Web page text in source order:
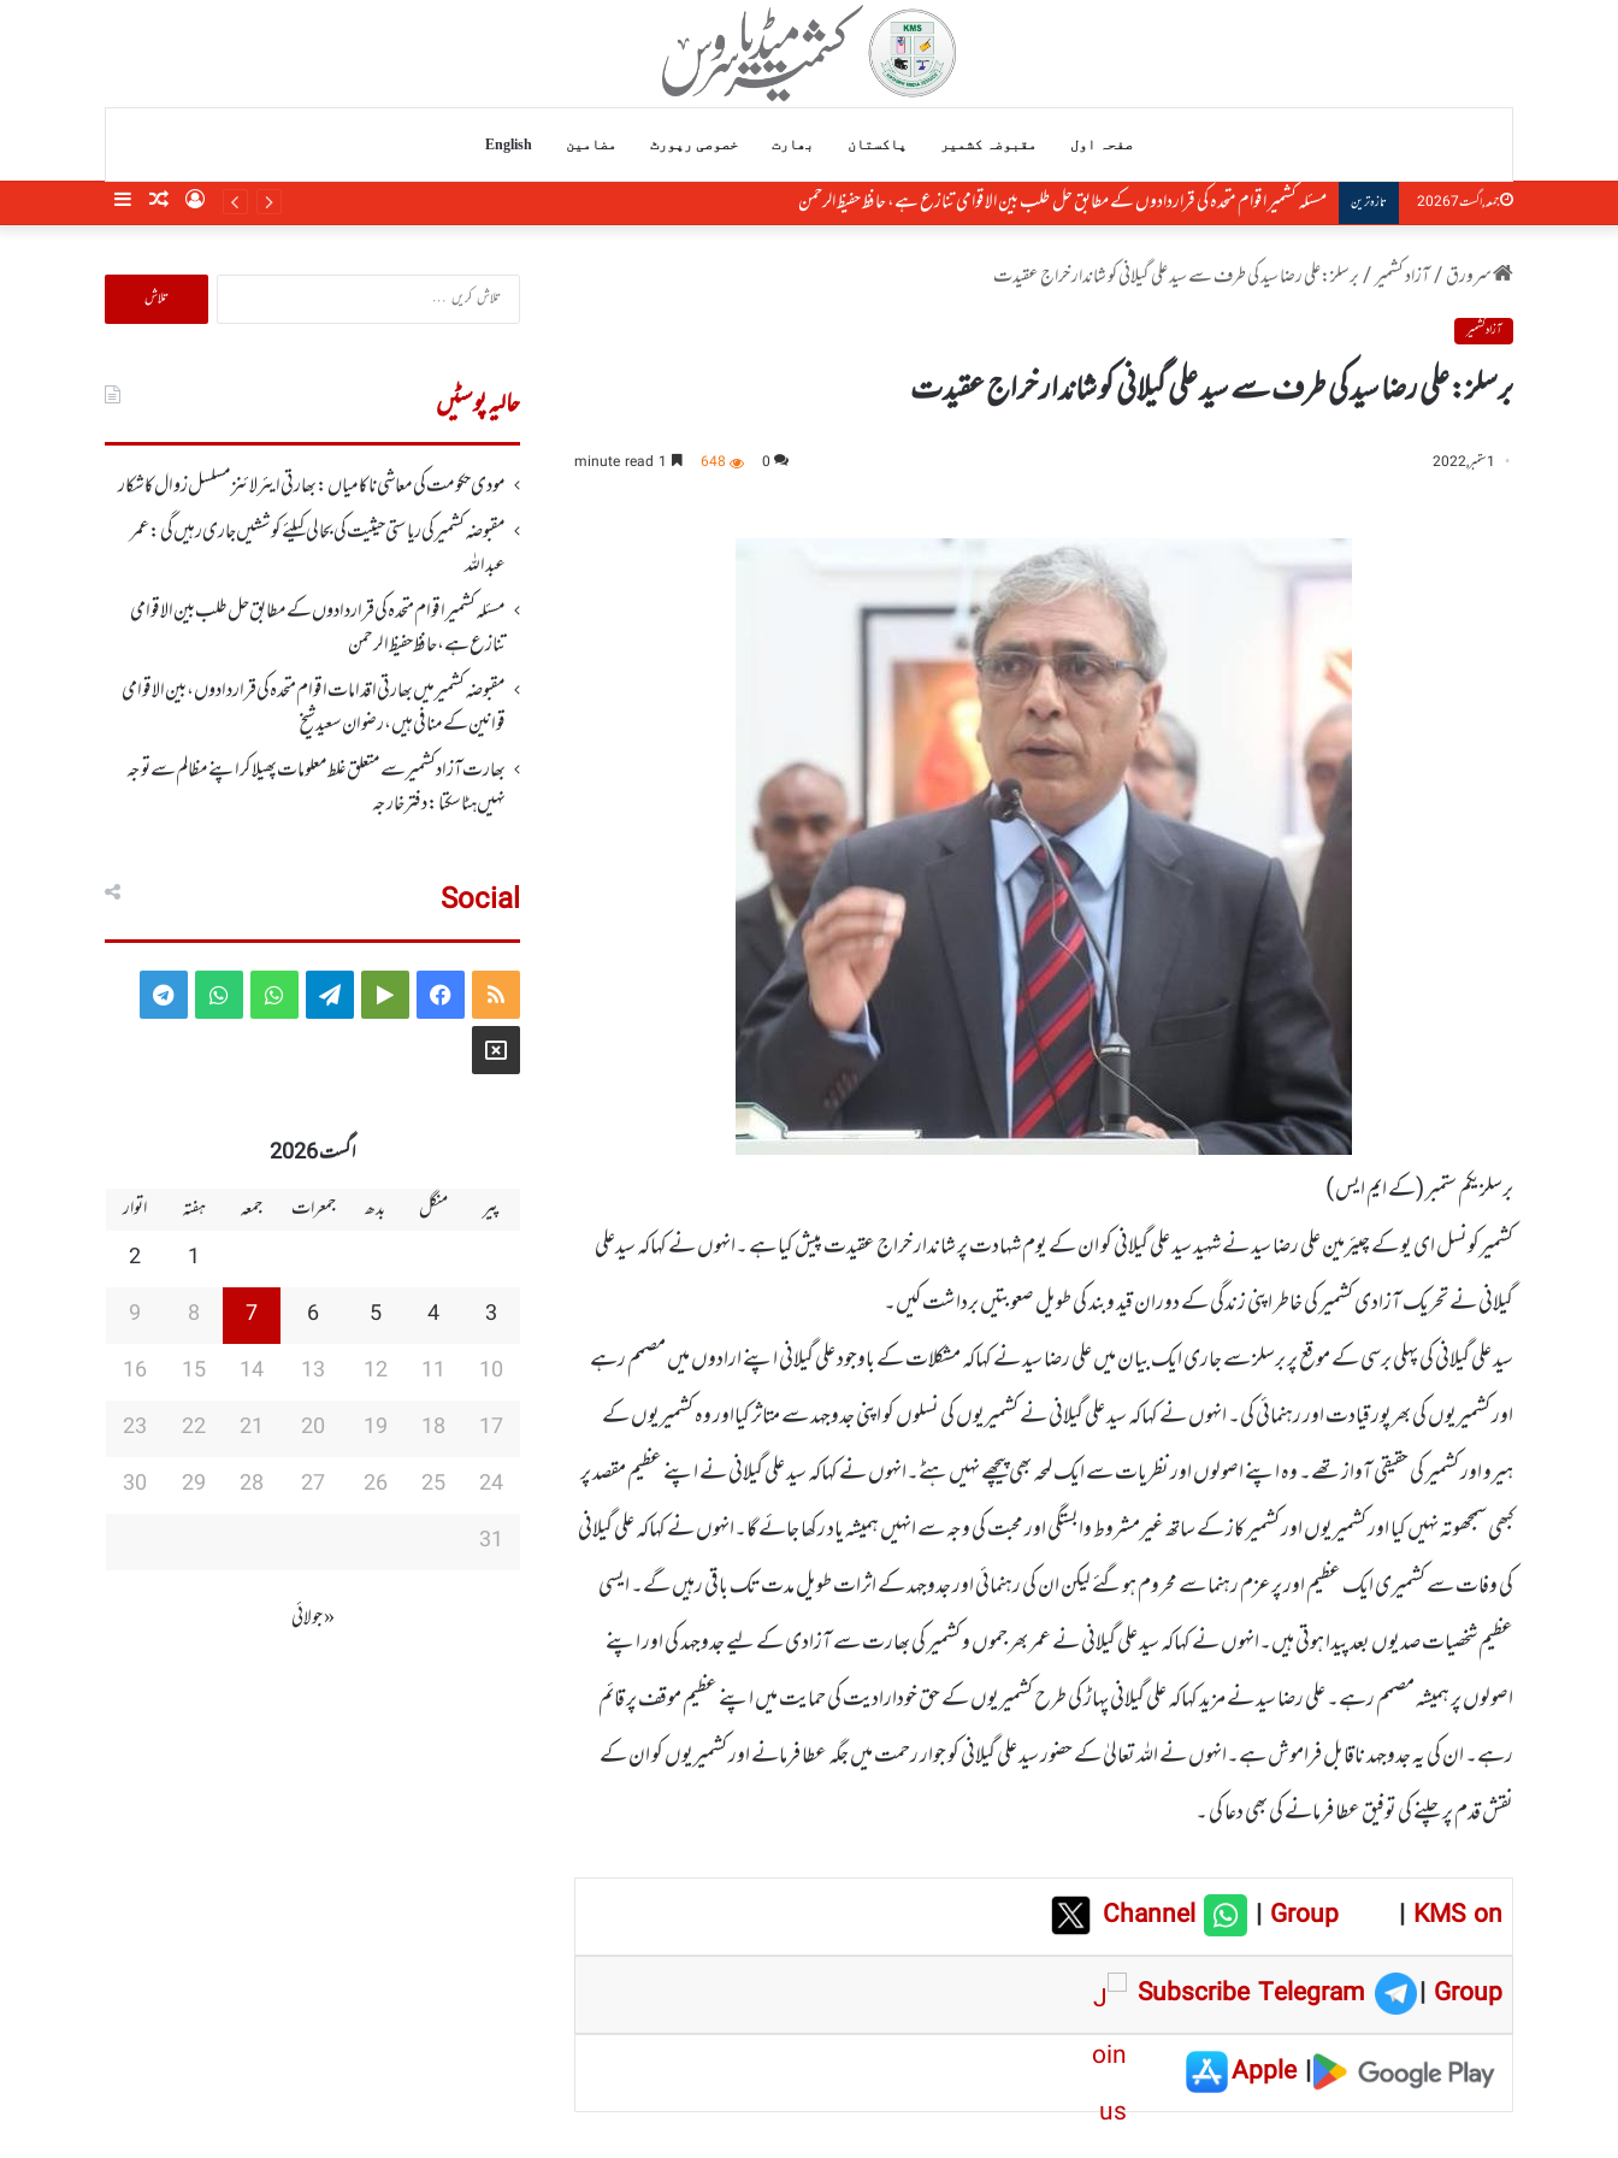
صفحہ اول مقبوضہ کشمیر پاکستان بھارت خصوصی رپورٹ مضامین English
جمعہ, اگست 7 2026 تازہ ترین مسئلہ کشمیر اقوام متحدہ کی قراردادوں کے مطابق حل طلب بین الاقوامی تنازع ہے، حافظ حفیظ الرحمن SidebarRandomLog
سرورق/آزاد کشمیر/برسلز:علی رضا سید کی طرف سے سید علی گیلانی کو شاندار خراج عقیدت
آزاد کشمیر
برسلز:علی رضا سید کی طرف سے سید علی گیلانی کو شاندار خراج عقیدت
1 ستمبر, 2022 0
648
برسلزیکم ستمبر (کے ایم ایس )
کشمیرکونسل ای یو کے چیئرمین علی رضا سید نے شہید سید علی گیلانی کو ان کے یوم شہادت پر شاندار خراج عقیدت پیش کیا ہے ۔انہوں نے کہاکہ سیدعلی
گیلانی نے تحریک آزادی کشمیر کی خاطر اپنی زندگی کے دوران قید وبند کی طویل صعوبتیں برداشت کیں۔
سید علی گیلانی کی پہلی برسی کے موقع پر برسلز سے جاری ایک بیان میں علی رضا سید نے کہاکہ مشکلات کے باوجود علی گیلانی اپنے ارادوں میں مصمم رہے
اور کشمیریوں کی بھرپور قیادت اور رہنمائی کی۔ انہوں نے کہاکہ سید علی گیلانی نے کشمیریوں کی نسلوں کو اپنی جدوجہد سے متاثر کیااور وہ کشمیریوں کے
ہیرو اور کشمیر کی حقیقی آواز تھے۔ وہ اپنے اصولوں اور نظریات سے ایک لمحہ بھی پیچھے نہیں ہٹے۔انہوں نے کہاکہ سید علی گیلانی نے اپنے عظیم مقصد پر
کبھی سمجھوتہ نہیں کیا اور کشمیریوں اور کشمیر کاز کے ساتھ غیرمشروط وابستگی اور محبت کی وجہ سے انہیں ہمیشہ یاد رکھا جائے گا۔انہوں نے کہاکہ علی گیلانی
کی وفات سے کشمیری ایک عظیم اور پرعزم رہنما سے محروم ہوگئے لیکن ان کی رہنمائی اور جدوجہد کے اثرات طویل مدت تک باقی رہیں گے۔ ایسی
عظیم شخصیات صدیوں بعد پیدا ہوتی ہیں۔انہوں نے کہاکہ سید علی گیلانی نے عمر بھر جموں و کشمیر کی بھارت سے آزادی کے لیے جدوجہد کی اور اپنے
اصولوں پر ہمیشہ مصمم رہے۔ علی رضا سید نے مزید کہاکہ علی گیلانی پہاڑ کی طرح کشمیریوں کے حق خودارادیت کی حمایت میں اپنے عظیم موقف پر قائم
رہے۔ ان کی یہ جدوجہد ناقابل فراموش ہے۔انہوں نے اللہ تعالیٰ کے حضور سید علی گیلانی کو جوار رحمت میں جگہ عطا فرمانے اور کشمیریوں کو ان کے
نقش قدم پر چلنے کی توفیق عطا فرمانے کی بھی دعا کی ۔
Channel |Group | KMS on
Subscribe Telegram
| Group
|
Apple
تلاش
کریں
حالیہ پوسٹیں
مودی حکومت کی معاشی ناکامیاں: بھارتی ایئرلائنز مسلسل زوال کا شکار
مقبوضہ کشمیر کی ریاستی حیثیت کی بحالی کیلئے کوششیں جاری رہیں گی: عمر
عبداللہ
مسئلہ کشمیر اقوام متحدہ کی قراردادوں کے مطابق حل طلب بین الاقوامی
تنازع ہے، حافظ حفیظ الرحمن
مقبوضہ کشمیر میں بھارتی اقدامات اقوام متحدہ کی قراردادوں، بین الاقوامی
قوانین کے منافی ہیں،رضوان سعید شیخ
بھارت آزاد کشمیر سے متعلق غلط معلومات پھیلا کر اپنے مظالم سے توجہ
نہیں ہٹا سکتا: دفتر خارجہ
Social
RSS
Facebook
Google
Telegram
WhatsApp
WhatsApp
Telegram
X
اگست 2026
پیر
منگل بدھ جمعرات جمعہ ہفتہ
اتوار
1
2
3
4
5
6
7
8
9
10
11
12
13
14
15
16
17
18
19
20
21
22
23
24
25
26
27
28
29
30
31
« جولائی